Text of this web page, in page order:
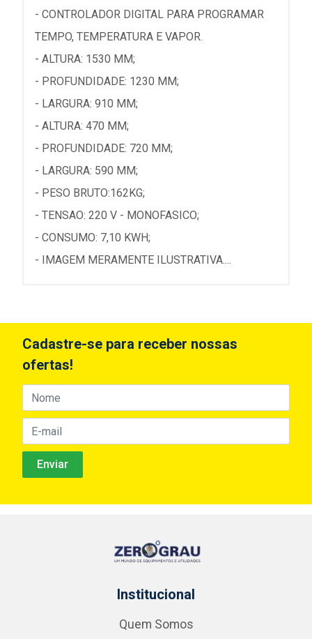
- CONTROLADOR DIGITAL PARA PROGRAMAR
TEMPO, TEMPERATURA E VAPOR.
- ALTURA: 1530 MM;
- PROFUNDIDADE: 1230 MM;
- LARGURA: 910 MM;
- ALTURA: 470 MM;
- PROFUNDIDADE: 720 MM;
- LARGURA: 590 MM;
- PESO BRUTO:162KG;
- TENSAO: 220 V - MONOFASICO;
- CONSUMO: 7,10 KWH;
- IMAGEM MERAMENTE ILUSTRATIVA....
Cadastre-se para receber nossas
ofertas!
Institucional
Quem Somos